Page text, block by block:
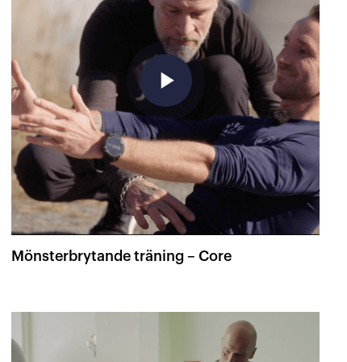
play_arrow
Mönsterbrytande träning – Core